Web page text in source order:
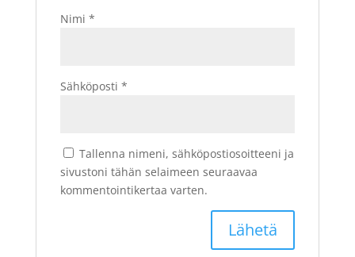
Nimi *
Sähköposti *
Tallenna nimeni, sähköpostiosoitteeni ja
sivustoni tähän selaimeen seuraavaa
kommentointikertaa varten.